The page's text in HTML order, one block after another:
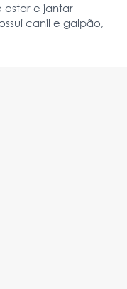
estar e jantar
canil e galpão,